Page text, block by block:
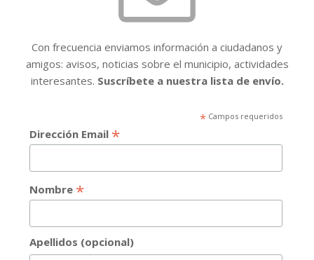
Con frecuencia enviamos información a ciudadanos y
amigos: avisos, noticias sobre el municipio, actividades
interesantes. Suscríbete a nuestra lista de envío.
*Campos requeridos
Dirección Email *
Nombre *
Apellidos (opcional)